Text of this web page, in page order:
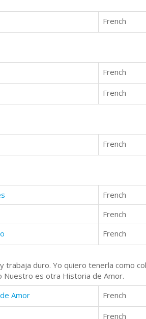
French
French
French
French
French
French
French
trabaja duro. Yo quiero tenerla como
Nuestro es otra Historia de Amor.
Amor
French
French